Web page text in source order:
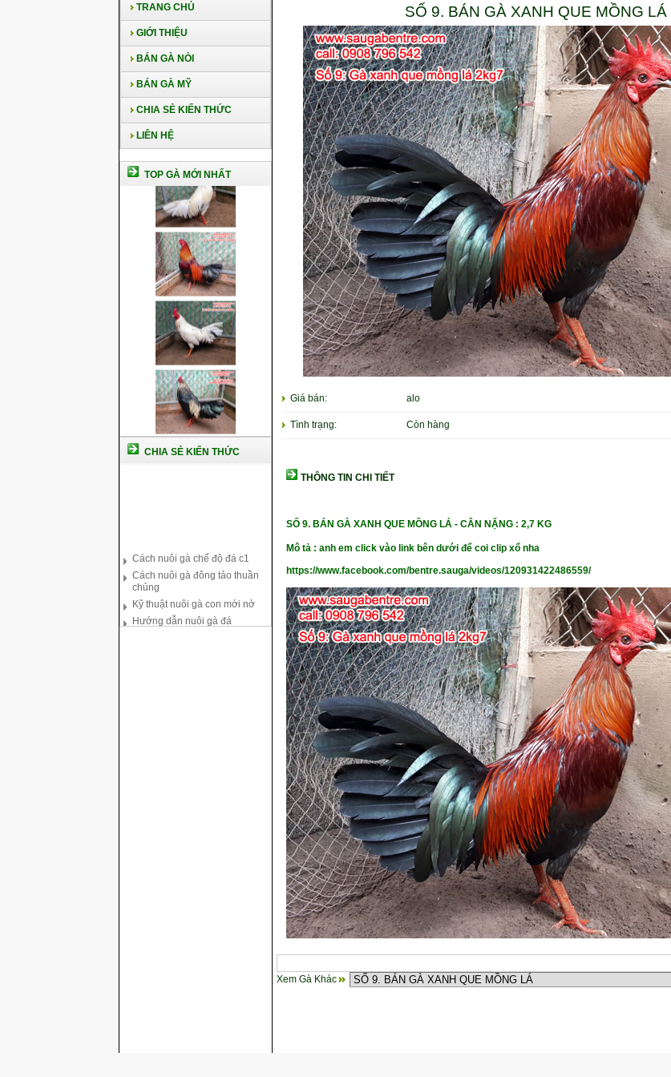
TRANG CHỦ
GIỚI THIỆU
BÁN GÀ NÒI
BÁN GÀ MỸ
CHIA SẺ KIẾN THỨC
LIÊN HỆ
TOP GÀ MỚI NHẤT
CHIA SẺ KIẾN THỨC
Cách nuôi gà đông tảo thuần
Kỹ thuật nuôi gà con mới nở
Hướng dẫn nuôi gà đá
Tại sao bạn cần biết cách nuôi
gà chọi ?
SỐ 9. BÁN GÀ XANH QUE MỒNG LÁ
Giá bán: alo
Tình trạng: Còn hàng
THÔNG TIN CHI TIẾT
SỐ 9.BÁN GÀ XANH QUE MỒNG LÁ - CÂN NẶNG : 2,7 KG
Mô tả : anh em click vào link bên dưới để coi clip xổ nha
https://www.facebook.com/bentre.sauga/videos/120931422486559/
Xem Gà Khác